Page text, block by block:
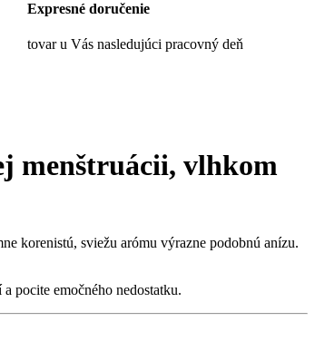
Expresné doručenie
tovar u Vás nasledujúci pracovný deň
menštruácii, vlhkom
korenistú, sviežu arómu výrazne podobnú anízu.
pocite emočného nedostatku.